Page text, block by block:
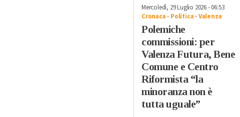
Mercoledì, 29 Luglio 2026 - 06:53
Cronaca- Politica-Valenza
Polemiche
commissioni: per
Valenza Futura, Bene
Comune e Centro
Riformista “la
minoranza non è
tutta uguale”